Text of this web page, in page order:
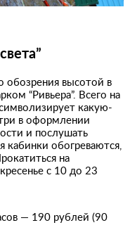
обозрения высотой в
“Ривьера”. Всего на
какую-
в оформлении
и послушать
обогреваются,
на
с 10 до 23
— 190 рублей (90